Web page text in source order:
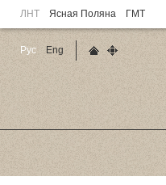
ЛНТ Ясная Поляна ГМТ
Рус
Eng